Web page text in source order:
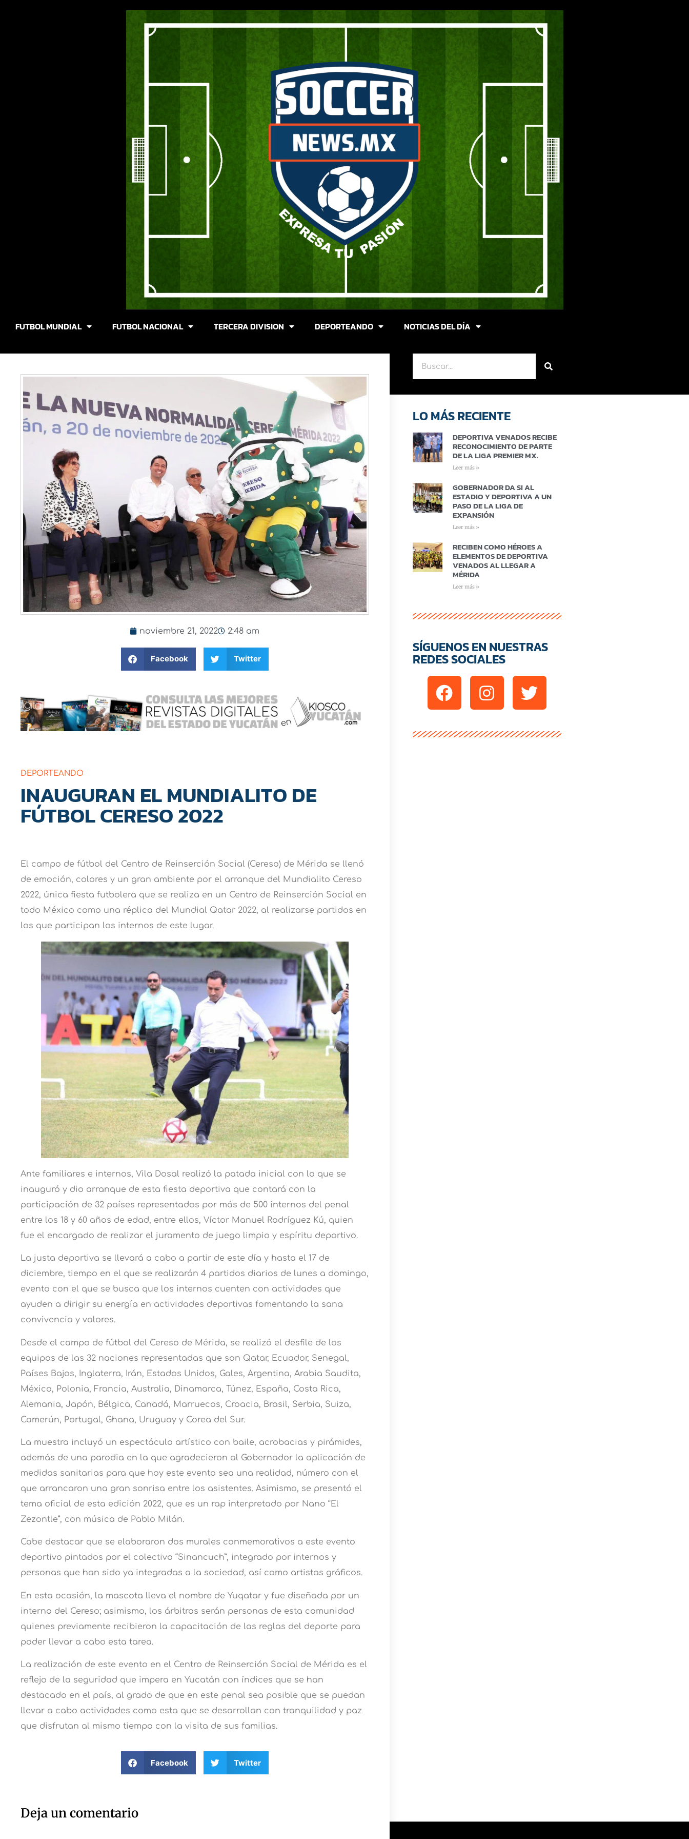
FUTBOL MUNDIAL FUTBOL NACIONAL TERCERA DIVISION DEPORTEANDO NOTICIAS DEL DÍA
noviembre 21, 2022 2:48 am
Facebook Twitter
DEPORTEANDO
INAUGURAN EL MUNDIALITO DE
FÚTBOL CERESO 2022
El campo de fútbol del Centro de Reinserción Social (Cereso) de Mérida se llenó
de emoción, colores y un gran ambiente por el arranque del Mundialito Cereso
2022, única fiesta futbolera que se realiza en un Centro de Reinserción Social en
todo México como una réplica del Mundial Qatar 2022, al realizarse partidos en
los que participan los internos de este lugar.
Ante familiares e internos, Vila Dosal realizó la patada inicial con lo que se
inauguró y dio arranque de esta fiesta deportiva que contará con la
participación de 32 países representados por más de 500 internos del penal
entre los 18 y 60 años de edad, entre ellos, Víctor Manuel Rodríguez Kú, quien
fue el encargado de realizar el juramento de juego limpio y espíritu deportivo.
La justa deportiva se llevará a cabo a partir de este día y hasta el 17 de
diciembre, tiempo en el que se realizarán 4 partidos diarios de lunes a domingo,
evento con el que se busca que los internos cuenten con actividades que
ayuden a dirigir su energía en actividades deportivas fomentando la sana
convivencia y valores.
Desde el campo de fútbol del Cereso de Mérida, se realizó el desfile de los
equipos de las 32 naciones representadas que son Qatar, Ecuador, Senegal,
Países Bajos, Inglaterra, Irán, Estados Unidos, Gales, Argentina, Arabia Saudita,
México, Polonia, Francia, Australia, Dinamarca, Túnez, España, Costa Rica,
Alemania, Japón, Bélgica, Canadá, Marruecos, Croacia, Brasil, Serbia, Suiza,
Camerún, Portugal, Ghana, Uruguay y Corea del Sur.
La muestra incluyó un espectáculo artístico con baile, acrobacias y pirámides,
además de una parodia en la que agradecieron al Gobernador la aplicación de
medidas sanitarias para que hoy este evento sea una realidad, número con el
que arrancaron una gran sonrisa entre los asistentes. Asimismo, se presentó el
tema oficial de esta edición 2022, que es un rap interpretado por Nano “El
Zezontle”, con música de Pablo Milán.
Cabe destacar que se elaboraron dos murales conmemorativos a este evento
deportivo pintados por el colectivo “Sinancuch”, integrado por internos y
personas que han sido ya integradas a la sociedad, así como artistas gráficos.
En esta ocasión, la mascota lleva el nombre de Yuqatar y fue diseñada por un
interno del Cereso; asimismo, los árbitros serán personas de esta comunidad
quienes previamente recibieron la capacitación de las reglas del deporte para
poder llevar a cabo esta tarea.
La realización de este evento en el Centro de Reinserción Social de Mérida es el
reflejo de la seguridad que impera en Yucatán con índices que se han
destacado en el país, al grado de que en este penal sea posible que se puedan
llevar a cabo actividades como esta que se desarrollan con tranquilidad y paz
que disfrutan al mismo tiempo con la visita de sus familias.
Facebook Twitter
Deja un comentario
LO MÁS RECIENTE
DEPORTIVA VENADOS RECIBE
RECONOCIMIENTO DE PARTE
DE LA LIGA PREMIER MX.
Leer más »
GOBERNADOR DA SI AL
ESTADIO Y DEPORTIVA A UN
PASO DE LA LIGA DE
EXPANSIÓN
Leer más »
RECIBEN COMO HÉROES A
ELEMENTOS DE DEPORTIVA
VENADOS AL LLEGAR A
MÉRIDA
Leer más »
SÍGUENOS EN NUESTRAS
REDES SOCIALES